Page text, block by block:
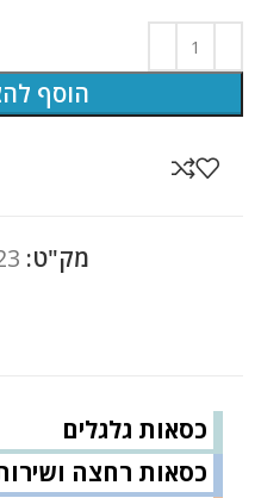
כסאות גלגלים
כסאות רחצה
הוסף
מק"ט: